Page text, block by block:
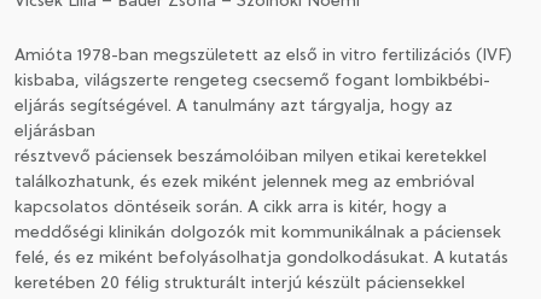
Amióta 1978-ban megszületett az első in vitro fertilizációs (IVF)
kisbaba, világszerte rengeteg csecsemő fogant lombikbébi-
eljárás segítségével. A tanulmány azt tárgyalja, hogy az
eljárásban
résztvevő páciensek beszámolóiban milyen etikai keretekkel
találkozhatunk, és ezek miként jelennek meg az embrióval
kapcsolatos döntéseik során. A cikk arra is kitér, hogy a
meddőségi klinikán dolgozók mit kommunikálnak a páciensek
felé, és ez miként befolyásolhatja gondolkodásukat. A kutatás
keretében 20 félig strukturált interjú készült páciensekkel